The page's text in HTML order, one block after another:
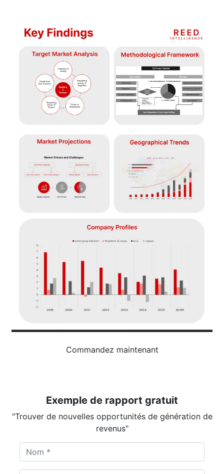
Commandez maintenant
Exemple de rapport gratuit
"Trouver de nouvelles opportunités de génération de
revenus"